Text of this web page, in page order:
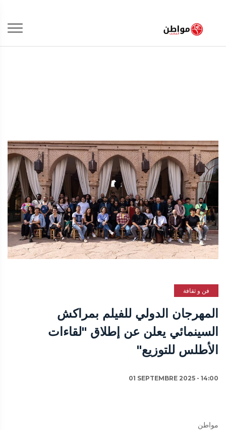
فن و ثقافة
المهرجان الدولي للفيلم بمراكش
السينمائي يعلن عن إطلاق "لقاءات
الأطلس للتوزيع"
01 SEPTEMBRE 2025 - 14:00
مواطن